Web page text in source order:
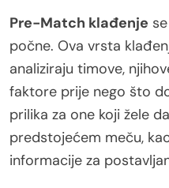
Pre-Match klađenje
počne. Ova vrsta
analiziraju timove,
faktore prije nego što
prilika za one koji žele
predstojećem meču,
informacije za